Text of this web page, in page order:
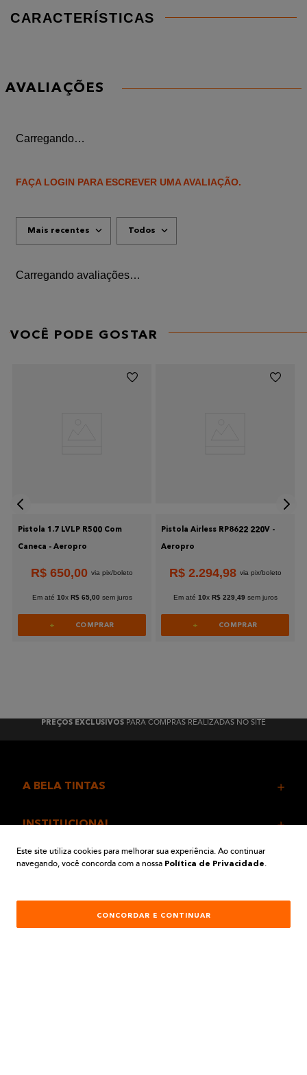
CARACTERÍSTICAS
AVALIAÇÕES
Carregando…
FAÇA LOGIN PARA ESCREVER UMA AVALIAÇÃO.
Mais recentes Todos
Carregando avaliações…
VOCÊ PODE GOSTAR
Pistola 1.7 LVLP R500 Com
Caneca - Aeropro
R$ 650,00
Em até 10x R$ 65, 00 sem juros
COMPRAR
Pistola Airless RP8622 220V -
Aeropro
R$ 2.294,98
Em até 10x R$ 229 49 sem juros
COMPRAR
PREÇOS EXCLUSIVOS PARA COMPRAS REALIZADAS NO SITE
A BELA TINTAS
INSTITUCIONAL
AJUDA E SUPORTE
ATENDIMENTO
Este site utiliza cookies para melhorar sua experiência. Ao continuar
navegando, você concorda com a nossa Política de Privacidade.
CONCORDAR E CONTINUAR